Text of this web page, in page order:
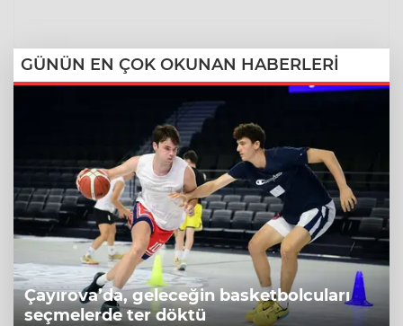
GÜNÜN EN ÇOK OKUNAN HABERLERİ
Çayırova’da, geleceğin basketbolcuları
seçmelerde ter döktü